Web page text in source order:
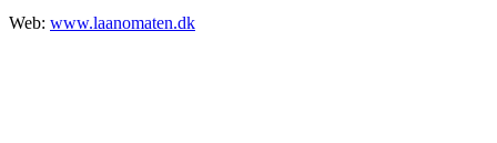
Web: www.laanomaten.dk